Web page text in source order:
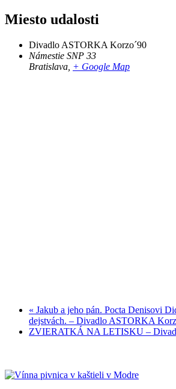
Miesto udalosti
Divadlo ASTORKA Korzo´90
Námestie SNP 33
Bratislava + Google Map
« Jakub a jeho pán. Pocta Denisovi
dejstvách. – Divadlo ASTORKA
ZVIERATKÁ NA LETISKU –